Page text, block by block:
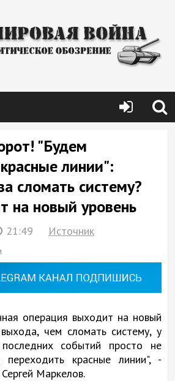
"Будем
линии":
сломать систему?
на новый уровень
21:49 Источник
операция выходит на новый
выхода, чем сломать систему, у
событий просто не
переходить красные линии", -
Маркелов.